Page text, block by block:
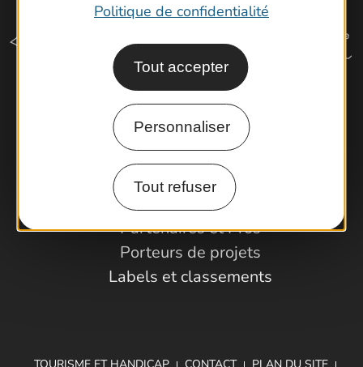
Politique de confidentialité
Tout accepter
Personnaliser
Tout refuser
Espace Pro
Observatoire
Partenaires et Pros
Porteurs de projets
Labels et classements